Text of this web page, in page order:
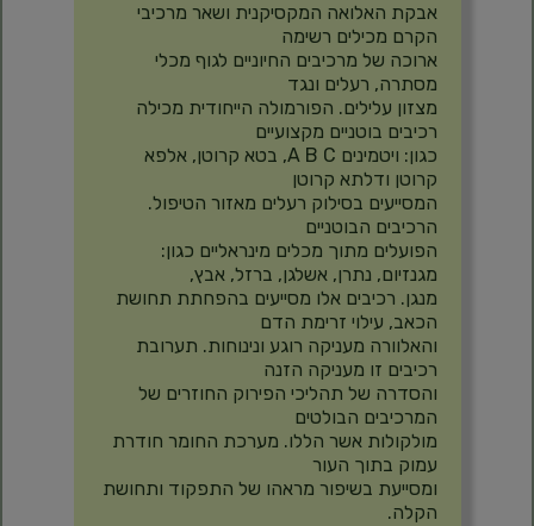
אבקת האלואה המקסיקנית ושאר מרכיבי
הקרם מכילים רשימה
ארוכה של מרכיבים החיוניים לגוף מכלי
מסתרה, רעלים ונגד
מצזון עלילים. הפורמולה הייחודית מכילה
רכיבים בוטניים מקצועיים
כגון: ויטמינים A B C, בטא קרוטן, אלפא
קרוטן ודלתא קרוטן
המסייעים בסילוק רעלים מאזור הטיפול.
הרכיבים הבוטניים
הפועלים מתוך מכלים מינראליים כגון:
מגנזיום, נתרן, אשלגן, ברזל, אבץ,
מנגן. רכיבים אלו מסייעים בהפחתת תחושת
הכאב, עילוי זרימת הדם
והאלוורה מעניקה רוגע ונינוחות. תערובת
רכיבים זו מעניקה הזנה
והסדרה של תהליכי הפירוק החוזרים של
המרכיבים הבולטים
מולקולות אשר הללו. מערכת החומר חודרת
עמוק בתוך העור
ומסייעת בשיפור מראהו של התפקוד ותחושת
הקלה.